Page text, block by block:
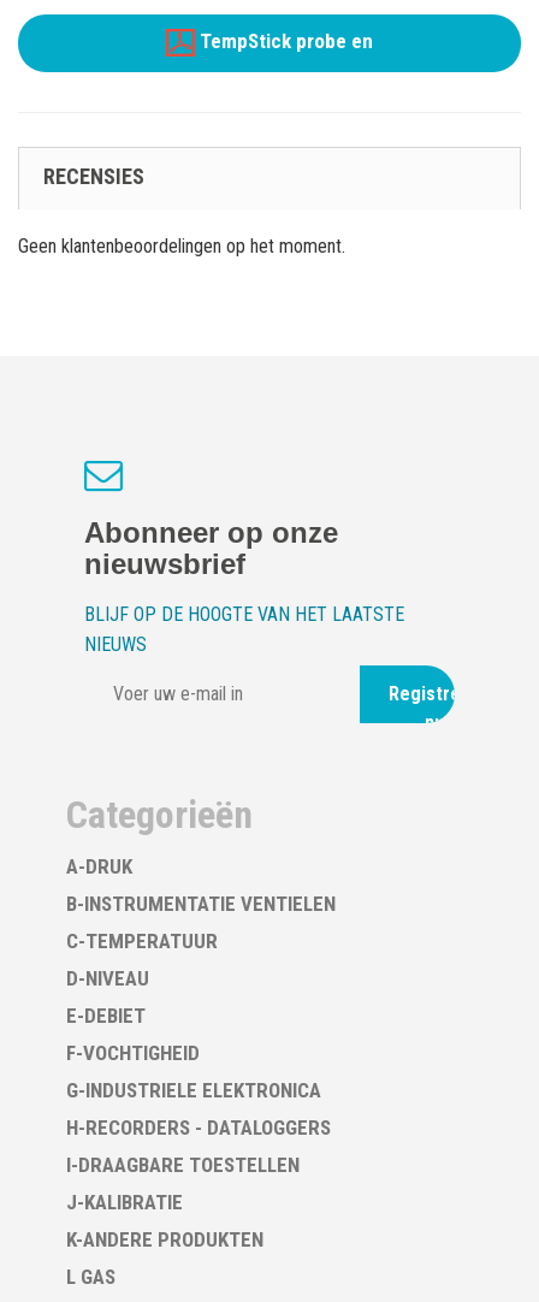
TempStick probe en
RECENSIES
Geen klantenbeoordelingen op het moment.
Abonneer op onze
nieuwsbrief
BLIJF OP DE HOOGTE VAN HET LAATSTE
NIEUWS
Registreer
nu
Categorieën
A-DRUK
B-INSTRUMENTATIE VENTIELEN
C-TEMPERATUUR
D-NIVEAU
E-DEBIET
F-VOCHTIGHEID
G-INDUSTRIELE ELEKTRONICA
H-RECORDERS - DATALOGGERS
I-DRAAGBARE TOESTELLEN
J-KALIBRATIE
K-ANDERE PRODUKTEN
L GAS